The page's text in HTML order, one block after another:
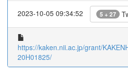
2023-10-05 09:34:52 5 + 27
https://kaken.nii.ac.jp/grant/
20H01825/